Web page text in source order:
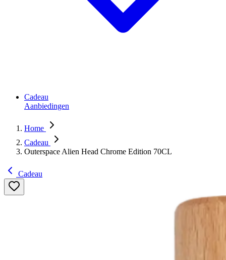
Cadeau
Aanbiedingen
Home
Cadeau
Outerspace Alien Head Chrome Edition 70CL
Cadeau